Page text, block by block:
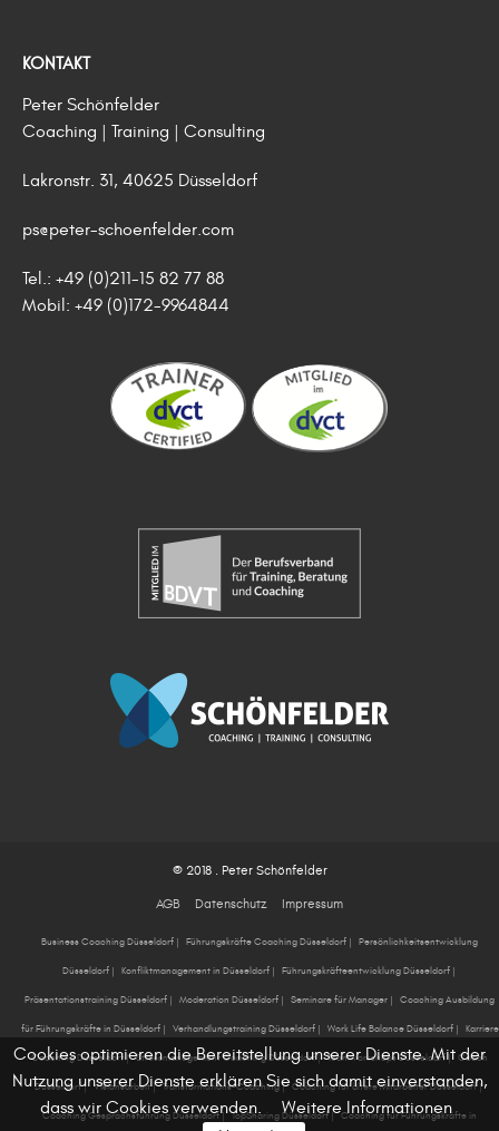
Cookies optimieren die Bereitstellung unserer Dienste. Mit der
Nutzung unserer Dienste erklären Sie sich damit einverstanden,
dass wir Cookies verwenden.
Weitere Informationen
KONTAKT
Peter Schönfelder
Coaching | Training | Consulting
Lakronstr. 31, 40625 Düsseldorf
ps@peter-schoenfelder.com
Tel.: +49 (0)211-15 82 77 88
Mobil: +49 (0)172-9964844
© 2018 . Peter Schönfelder
AGB Datenschutz Impressum
Business Coaching Düsseldorf | Führungskräfte Coaching Düsseldorf | Persönlichkeitsentwicklung
Düsseldorf| Konfliktmanagement in Düsseldorf| Führungskräfteentwicklung Düsseldorf|
Präsentationstraining Düsseldorf | Moderation Düsseldorf | Seminare für Manager | Coaching Ausbildung
für Führungskräfte in Düsseldorf| Verhandlungstraining Düsseldorf| Work Life Balance Düsseldorf| Karriere
Coaching Düsseldorf| Stressmanagement Coaching Düsseldorf| Teamworkshops Düsseldorf| Coach
Düsseldorf| Visionsarbeit| Transformations-Coaching| Coaching für ältere Mitarbeiter Düsseldorf|
Coaching Gesprächsführung Düsseldorf| TopSharing Düsseldorf| Coaching für Führungskräfte in